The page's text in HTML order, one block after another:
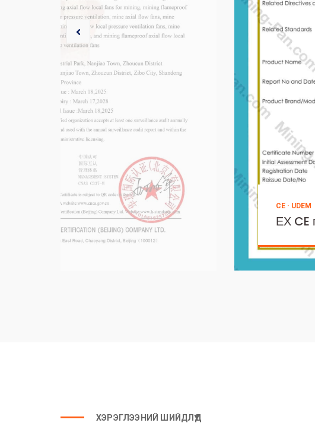
ХЭРЭГЛЭЭНИЙ ШИЙДЛҮҮД